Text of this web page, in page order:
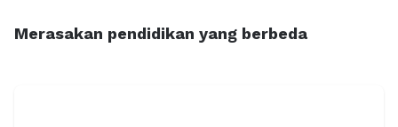
Merasakan pendidikan yang berbeda